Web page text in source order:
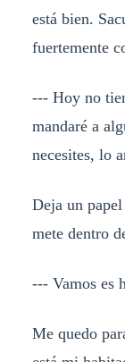
está bien.
fuertemente
--- Hoy no
mandaré a
necesites, lo
Deja un
mete dentro
--- Vamos es
Me quedo